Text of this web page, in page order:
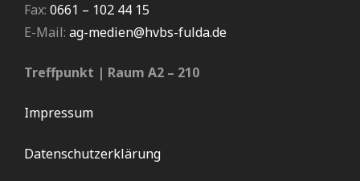
Fax: 0661 – 102 44 15
E-Mail: ag-medien@hvbs-fulda.de
Treffpunkt | Raum A2 – 210
Impressum
Datenschutzerklärung